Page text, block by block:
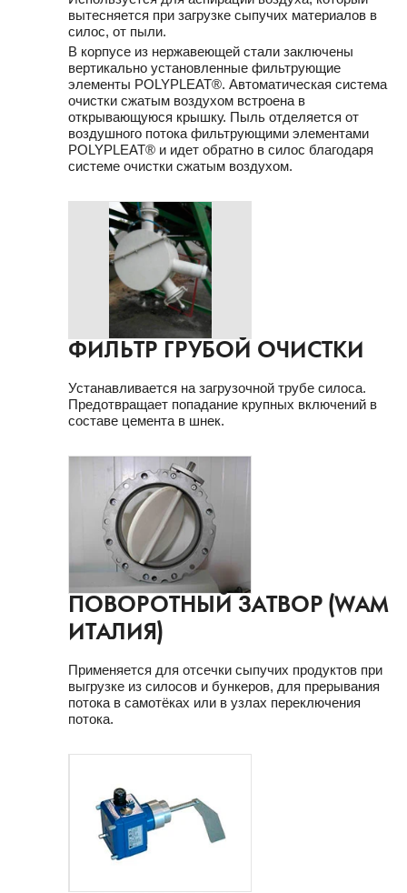
вытесняется при загрузке сыпучих материалов в
силос, от пыли.
В корпусе из нержавеющей стали заключены
вертикально установленные фильтрующие
элементы POLYPLEAT®. Автоматическая система
очистки сжатым воздухом встроена в
открывающуюся крышку. Пыль отделяется от
воздушного потока фильтрующими элементами
POLYPLEAT® и идет обратно в силос благодаря
системе очистки сжатым воздухом.
ФИЛЬТР ГРУБОЙ ОЧИСТКИ
Устанавливается на загрузочной трубе силоса.
Предотвращает попадание крупных включений в
составе цемента в шнек.
ПОВОРОТНЫЙ ЗАТВОР (WAM
ИТАЛИЯ)
Применяется для отсечки сыпучих продуктов при
выгрузке из силосов и бункеров, для прерывания
потока в самотёках или в узлах переключения
потока.